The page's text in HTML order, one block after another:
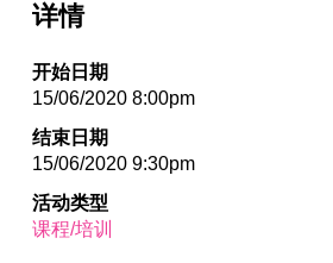
详情
开始日期
15/06/2020 8:00pm
结束日期
15/06/2020 9:30pm
活动类型
课程/培训